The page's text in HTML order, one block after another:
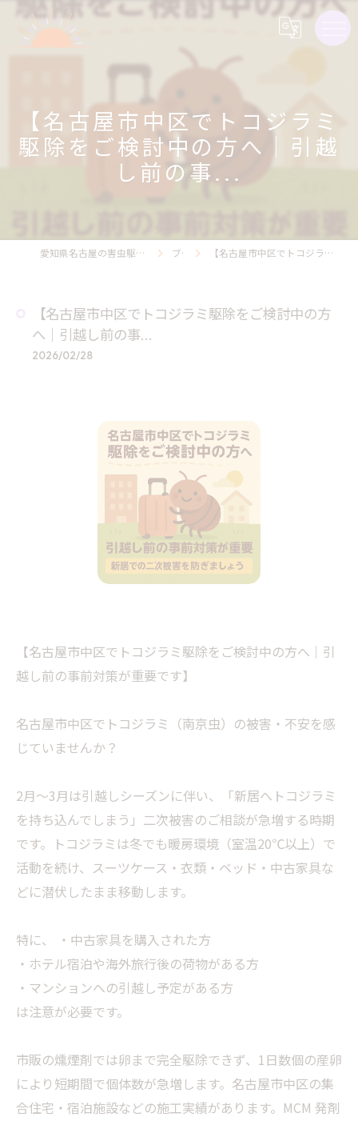
【名古屋市中区でトコジラミ
駆除をご検討中の方へ｜引越
し前の事...
愛知県名古屋の害虫駆除ならライジング・サン害虫駆除 ブログ 【名古屋市中区でトコジラミ駆除をご検討中の方へ｜引越し前の事...
【名古屋市中区でトコジラミ駆除をご検討中の方
へ｜引越し前の事...
2026/02/28
【名古屋市中区でトコジラミ駆除をご検討中の方へ｜引
越し前の事前対策が重要です】
名古屋市中区でトコジラミ（南京虫）の被害・不安を感
じていませんか？
2月〜3月は引越しシーズンに伴い、「新居へトコジラミ
を持ち込んでしまう」二次被害のご相談が急増する時期
です。トコジラミは冬でも暖房環境（室温20℃以上）で
活動を続け、スーツケース・衣類・ベッド・中古家具な
どに潜伏したまま移動します。
特に、 ・中古家具を購入された方
・ホテル宿泊や海外旅行後の荷物がある方
・マンションへの引越し予定がある方
は注意が必要です。
市販の燻煙剤では卵まで完全駆除できず、1日数個の産卵
により短期間で個体数が急増します。名古屋市中区の集
合住宅・宿泊施設などの施工実績があります。MCM 発剤